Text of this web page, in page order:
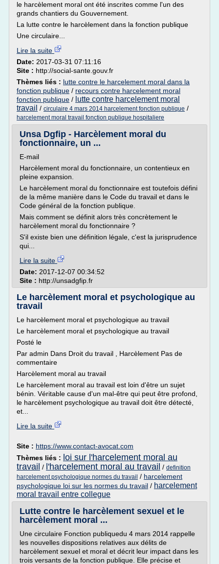
le harcèlement moral ont été inscrites comme l'un des
grands chantiers du Gouvernement.
La lutte contre le harcèlement dans la fonction publique
Une circulaire...
Lire la suite
Date: 2017-03-31 07:11:16
Site : http://social-sante.gouv.fr
Thèmes liés : lutte contre le harcelement moral dans la
fonction publique / recours contre harcelement moral
fonction publique / lutte contre harcelement moral
travail / circulaire 4 mars 2014 harcelement fonction publique /
harcelement moral travail fonction publique hospitaliere
Unsa Dgfip - Harcèlement moral du
fonctionnaire, un ...
E-mail
Harcèlement moral du fonctionnaire, un contentieux en
pleine expansion.
Le harcèlement moral du fonctionnaire est toutefois défini
de la même manière dans le Code du travail et dans le
Code général de la fonction publique.
Mais comment se définit alors très concrètement le
harcèlement moral du fonctionnaire ?
S'il existe bien une définition légale, c'est la jurisprudence
qui...
Lire la suite
Date: 2017-12-07 00:34:52
Site : http://unsadgfip.fr
Le harcèlement moral et psychologique au
travail
Le harcèlement moral et psychologique au travail
Le harcèlement moral et psychologique au travail
Posté le
Par admin Dans Droit du travail , Harcèlement Pas de
commentaire
Harcèlement moral au travail
Le harcèlement moral au travail est loin d'être un sujet
bénin. Véritable cause d'un mal-être qui peut être profond,
le harcèlement psychologique au travail doit être détecté,
et...
Lire la suite
Site : https://www.contact-avocat.com
Thèmes liés : loi sur l'harcelement moral au
travail / l'harcelement moral au travail / definition
harcelement psychologique normes du travail / harcelement
psychologique loi sur les normes du travail / harcelement
moral travail entre collegue
Lutte contre le harcèlement sexuel et le
harcèlement moral ...
Une circulaire Fonction publiquedu 4 mars 2014 rappelle
les nouvelles dispositions relatives aux délits de
harcèlement sexuel et moral et décrit leur impact dans les
trois versants de la fonction publique. Elle précise et